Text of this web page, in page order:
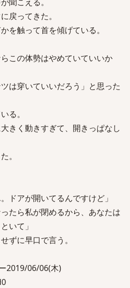
戻ってきた。
を触って首を傾げている。
この体勢はやめていていいか
は穿いていいだろう」と思った
る。
きく動きすぎて、開きっぱなし
。
ドアが開いてるんですけど」
たら私が閉めるから、あなたは
いて」
ずに早口で言う。
2019/06/06(木)